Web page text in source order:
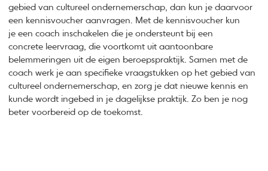
gebied van cultureel ondernemerschap, dan kun je daarvoor
een kennisvoucher aanvragen. Met de kennisvoucher kun
je een coach inschakelen die je ondersteunt bij een
concrete leervraag, die voortkomt uit aantoonbare
belemmeringen uit de eigen beroepspraktijk. Samen met de
coach werk je aan specifieke vraagstukken op het gebied van
cultureel ondernemerschap, en zorg je dat nieuwe kennis en
kunde wordt ingebed in je dagelijkse praktijk. Zo ben je nog
beter voorbereid op de toekomst.